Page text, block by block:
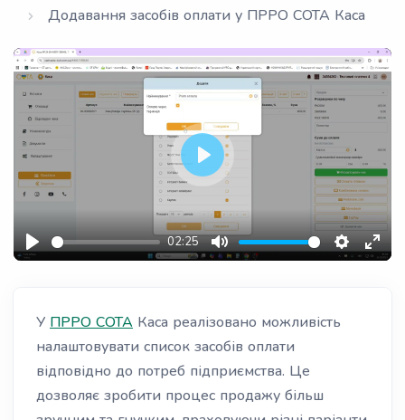
Додавання засобів оплати у ПРРО СОТА Каса
Play
02:25
Mute Settings
Play
У ПРРО СОТА Каса реалізовано можливість
налаштовувати список засобів оплати
відповідно до потреб підприємства. Це
дозволяє зробити процес продажу більш